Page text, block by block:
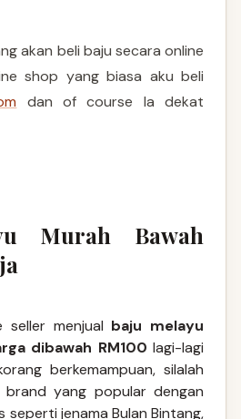
akan beli baju secara online
shop yang biasa aku beli
dan of course la dekat
Murah Bawah
seller menjual baju melayu
dibawah RM100 lagi-lagi
berkemampuan, silalah
yang popular dengan
seperti jenama Bulan Bintang,